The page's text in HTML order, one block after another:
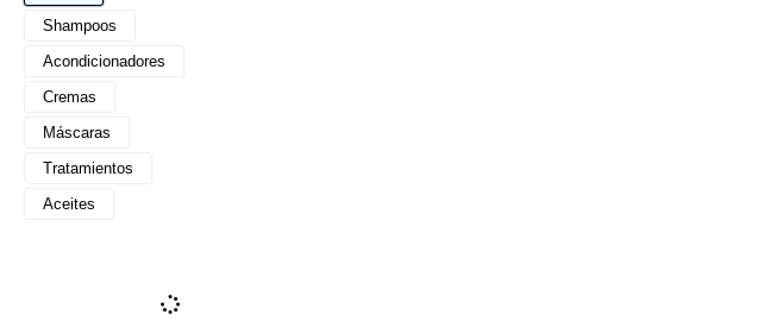
Shampoos
Acondicionadores
Cremas
Máscaras
Tratamientos
Aceites